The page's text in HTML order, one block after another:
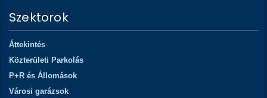
Szektorok
Áttekintés
Közterületi Parkolás
P+R és Állomások
Városi garázsok